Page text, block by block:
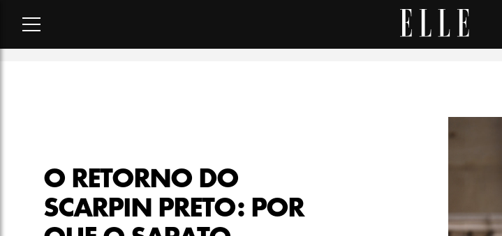
O retorno do scarpin preto: por que o sapato clássico voltou ao radar
O RETORNO DO
SCARPIN PRETO: POR